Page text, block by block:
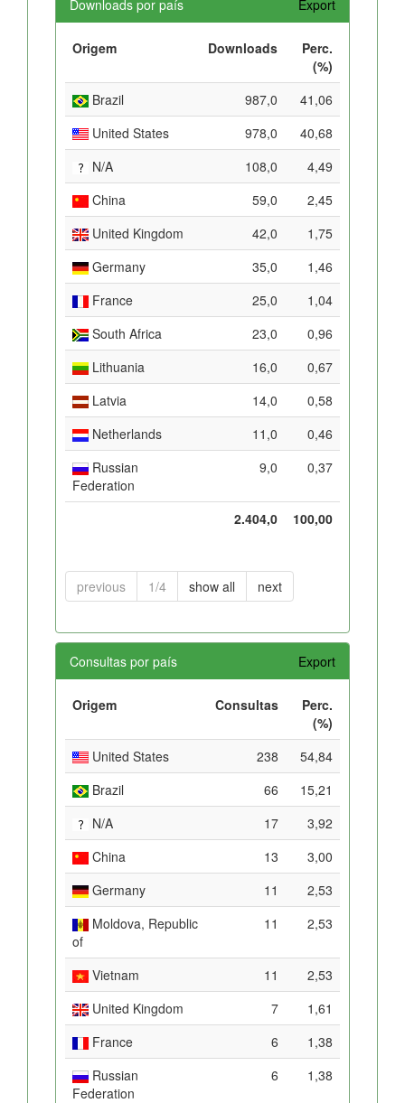
Downloads por país Export
Origem Downloads
Perc.
(%)
Brazil
987,0
41,06
United States
978,0
40,68
N/A
108,0
4,49
China
59,0
2,45
United Kingdom
42,0
1,75
Germany
35,0
1,46
France
25,0
1,04
South Africa
23,0
0,96
Lithuania
16,0
0,67
Latvia
14,0
0,58
Netherlands
11,0
0,46
Russian
Federation
9,0 0,37
2.404,0 100,00
previous 1/4 show all next
Consultas por país Export
Origem Consultas
Perc.
(%)
United States
238
54,84
Brazil
66
15,21
N/A
17
3,92
China
13
3,00
Germany
11
2,53
Moldova, Republic
of
11 2,53
Vietnam 11
2,53
United Kingdom
7
1,61
France
6
1,38
Russian
Federation
6 1,38